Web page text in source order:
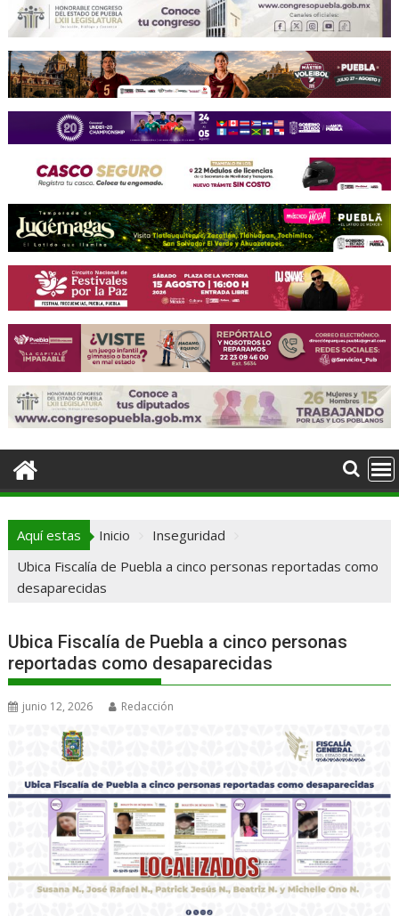
Aquí estas Inicio
Inseguridad
Ubica Fiscalía de Puebla a cinco personas reportadas como
desaparecidas
Ubica Fiscalía de Puebla a cinco personas
reportadas como desaparecidas
junio 12, 2026 Redacción